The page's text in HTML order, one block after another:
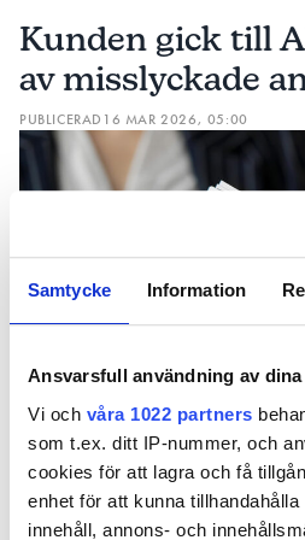
Samtycke Information
Ansvarsfull användning av
Vi och våra 1022 partners
som t.ex. ditt IP-nummer, och
cookies för att lagra och få
enhet för att kunna
innehåll, annons- och
elförbrukningen.”
NÄR SYDPUMPEN RINGDEför
garantibesiktning valde
tekniker från ett annat
tappat förtroendet för
annan modell än den
intern elpatron. I stället
externa elpatron fått sitta
– Min elpatron var nästan
kalkrikt vatten åldras saker
påverkar elförbrukningen.
ny, säger kunden till VVS-
Men när Sydpumpen hade
Kunden gick till
av misslyckade
PUBLICERAD 16 MAR 2026, 05:00
Ibland gör hantverkaren